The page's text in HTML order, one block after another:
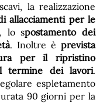
la realizzazione
allacciamenti per le
, lo spostamento dei
. Inoltre è prevista
per il ripristino
termine dei lavori.
espletamento
90 giorni per la